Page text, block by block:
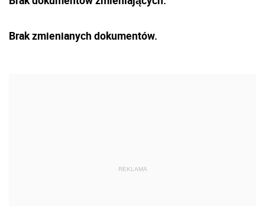
Brak zmienianych dokumentów.